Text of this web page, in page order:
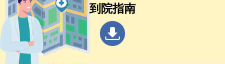
到院指南